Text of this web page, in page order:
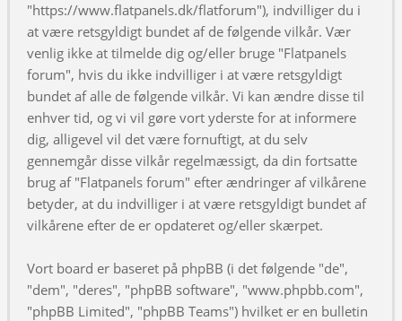
"https://www.flatpanels.dk/flatforum"), indvilliger du i
at være retsgyldigt bundet af de følgende vilkår. Vær
venlig ikke at tilmelde dig og/eller bruge "Flatpanels
forum", hvis du ikke indvilliger i at være retsgyldigt
bundet af alle de følgende vilkår. Vi kan ændre disse til
enhver tid, og vi vil gøre vort yderste for at informere
dig, alligevel vil det være fornuftigt, at du selv
gennemgår disse vilkår regelmæssigt, da din fortsatte
brug af "Flatpanels forum" efter ændringer af vilkårene
betyder, at du indvilliger i at være retsgyldigt bundet af
vilkårene efter de er opdateret og/eller skærpet.
Vort board er baseret på phpBB (i det følgende "de",
"dem", "deres", "phpBB software", "www.phpbb.com",
"phpBB Limited", "phpBB Teams") hvilket er en bulletin